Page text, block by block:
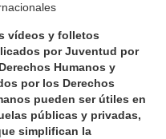
vídeos y folletos
por Juventud por
Humanos y
por los Derechos
pueden ser útiles en
públicas y privadas,
simplifican la